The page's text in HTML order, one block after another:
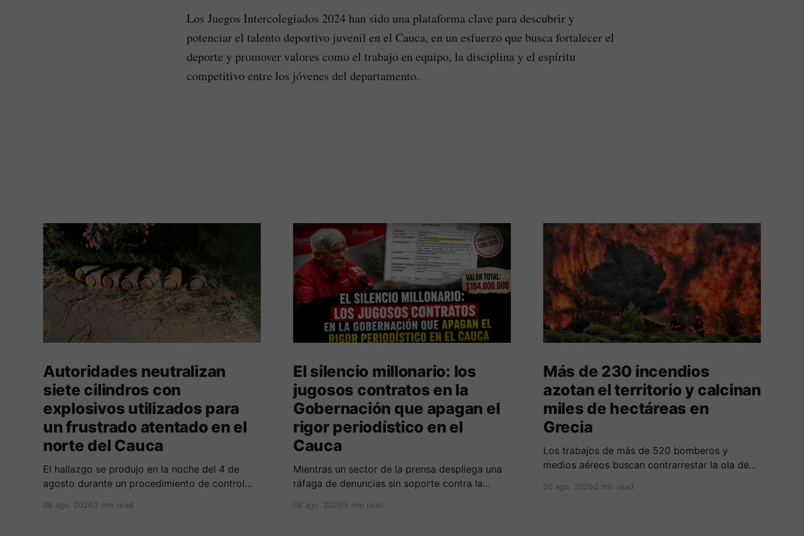
Los Juegos Intercolegiados 2024 han sido una plataforma clave para descubrir y
potenciar el talento deportivo juvenil en el Cauca, en un esfuerzo que busca fortalecer el
deporte y promover valores como el trabajo en equipo, la disciplina y el espíritu
competitivo entre los jóvenes del departamento.
Autoridades neutralizan
siete cilindros con
explosivos utilizados para
un frustrado atentado en el
norte del Cauca
El hallazgo se produjo en la noche del 4 de
agosto durante un procedimiento de control
peaje de Villa Rica.
06 ago. 2026 2 min read
El silencio millonario: los
jugosos contratos en la
Gobernación que apagan el
rigor periodístico en el
Cauca
Mientras un sector de la prensa despliega una
ráfaga de denuncias sin soporte contra la
documentos oficiales revelan acuerdos por 140
06 ago. 20265 min read
Más de 230 incendios
azotan el territorio y calcinan
miles de hectáreas en
Grecia
Los trabajos de más de 520 bomberos y
medios aéreos buscan contrarrestar la ola de
cinco fallecidos, miles de evacuados e
06 ago. 20262 min read